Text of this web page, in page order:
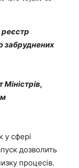
реєстр
забруднених
у сфері
дозволить
процесів.